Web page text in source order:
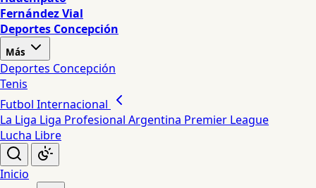
Fernández Vial
Deportes Concepción
Más
Deportes Concepción
Tenis
Futbol Internacional
La Liga Liga Profesional Argentina Premier League
Lucha Libre
Inicio